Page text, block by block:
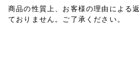
商品の性質上、お客様の理由による
ておりません。ご了承ください。